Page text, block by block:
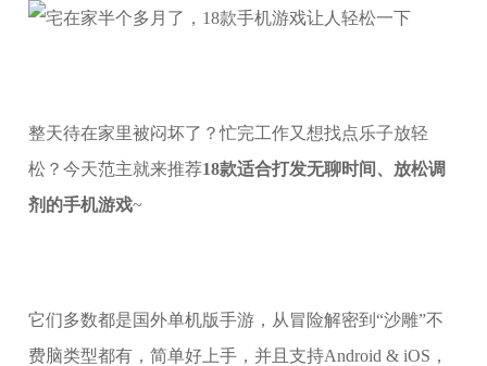
整天待在家里被闷坏了？忙完工作又想找点乐子放轻
松？今天范主就来推荐18款适合打发无聊时间、放松调
剂的手机游戏~
它们多数都是国外单机版手游，从冒险解密到“沙雕”不
费脑类型都有，简单好上手，并且支持Android & iOS，